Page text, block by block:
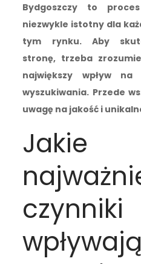
Bydgoszczy to
niezwykle istotny dla
tym rynku. Aby
stronę, trzeba
największy wpływ
wyszukiwania. Przede
uwagę na jakość i
czynniki